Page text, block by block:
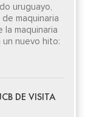
uruguayo,
maquinaria
maquinaria
un nuevo hito:
DE VISITA